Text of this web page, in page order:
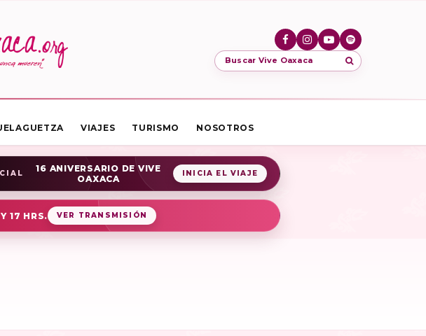
Buscar Vive Oaxaca
VIAJES TURISMO NOSOTROS
16 ANIVERSARIO DE VIVE
OAXACA
INICIA EL VIAJE
17 HRS. VER TRANSMISIÓN